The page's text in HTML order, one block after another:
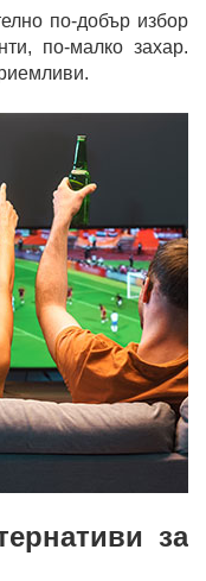
по-добър избор
по-малко захар.
за